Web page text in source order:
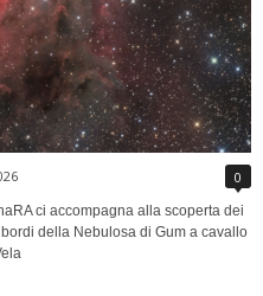
0
ci accompagna alla scoperta dei
della Nebulosa di Gum a cavallo